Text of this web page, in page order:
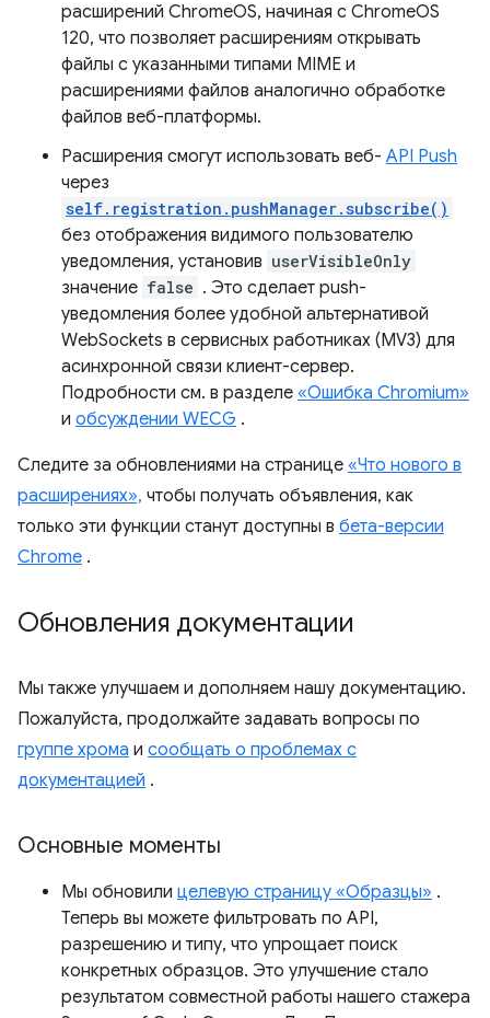
расширений ChromeOS, начиная с ChromeOS
120, что позволяет расширениям открывать
файлы с указанными типами MIME и
расширениями файлов аналогично обработке
файлов веб-платформы.
Расширения смогут использовать веб- API Push
через
self.registration.pushManager.subscribe()
без отображения видимого пользователю
уведомления, установив userVisibleOnly
значение false . Это сделает push-
уведомления более удобной альтернативой
WebSockets в сервисных работниках (MV3) для
асинхронной связи клиент-сервер.
Подробности см. в разделе «Ошибка Chromium»
и обсуждении WECG .
Следите за обновлениями на странице «Что нового в
расширениях», чтобы получать объявления, как
только эти функции станут доступны в бета-версии
Chrome .
Обновления документации
Мы также улучшаем и дополняем нашу документацию.
Пожалуйста, продолжайте задавать вопросы по
группе хрома и сообщать о проблемах с
документацией .
Основные моменты
Мы обновили целевую страницу «Образцы» .
Теперь вы можете фильтровать по API,
разрешению и типу, что упрощает поиск
конкретных образцов. Это улучшение стало
результатом совместной работы нашего стажера